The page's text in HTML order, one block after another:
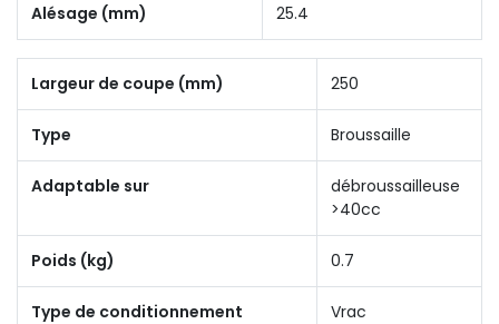
Alésage (mm) 25.4
Largeur de coupe (mm) 250
Type Broussaille
Adaptable sur
débroussailleuse
>40cc
Poids (kg) 0.7
Type de conditionnement Vrac